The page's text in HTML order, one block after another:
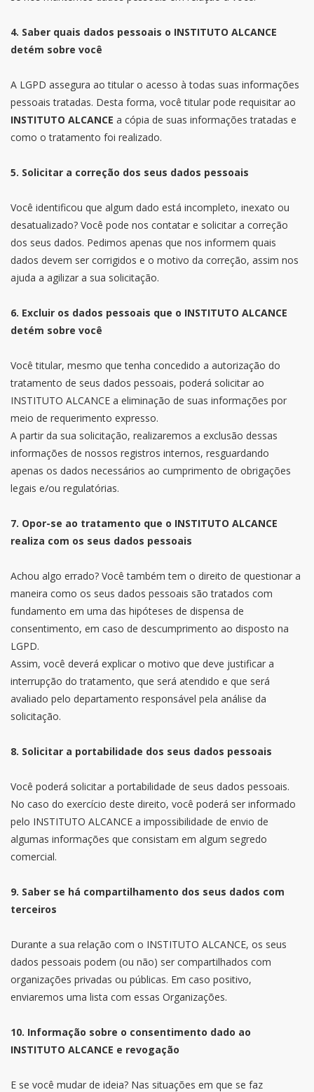
4. Saber quais dados pessoais o INSTITUTO ALCANCE
detém sobre você
A LGPD assegura ao titular o acesso à todas suas informações
pessoais tratadas. Desta forma, você titular pode requisitar ao
INSTITUTO ALCANCE a cópia de suas informações tratadas e
como o tratamento foi realizado.
5. Solicitar a correção dos seus dados pessoais
Você identificou que algum dado está incompleto, inexato ou
desatualizado? Você pode nos contatar e solicitar a correção
dos seus dados. Pedimos apenas que nos informem quais
dados devem ser corrigidos e o motivo da correção, assim nos
ajuda a agilizar a sua solicitação.
6. Excluir os dados pessoais que o INSTITUTO ALCANCE
detém sobre você
Você titular, mesmo que tenha concedido a autorização do
tratamento de seus dados pessoais, poderá solicitar ao
INSTITUTO ALCANCE a eliminação de suas informações por
meio de requerimento expresso.
A partir da sua solicitação, realizaremos a exclusão dessas
informações de nossos registros internos, resguardando
apenas os dados necessários ao cumprimento de obrigações
legais e/ou regulatórias.
7. Opor-se ao tratamento que o INSTITUTO ALCANCE
realiza com os seus dados pessoais
Achou algo errado? Você também tem o direito de questionar a
maneira como os seus dados pessoais são tratados com
fundamento em uma das hipóteses de dispensa de
consentimento, em caso de descumprimento ao disposto na
LGPD.
Assim, você deverá explicar o motivo que deve justificar a
interrupção do tratamento, que será atendido e que será
avaliado pelo departamento responsável pela análise da
solicitação.
8. Solicitar a portabilidade dos seus dados pessoais
Você poderá solicitar a portabilidade de seus dados pessoais.
No caso do exercício deste direito, você poderá ser informado
pelo INSTITUTO ALCANCE a impossibilidade de envio de
algumas informações que consistam em algum segredo
comercial.
9. Saber se há compartilhamento dos seus dados com
terceiros
Durante a sua relação com o INSTITUTO ALCANCE, os seus
dados pessoais podem (ou não) ser compartilhados com
organizações privadas ou públicas. Em caso positivo,
enviaremos uma lista com essas Organizações.
10. Informação sobre o consentimento dado ao
INSTITUTO ALCANCE e revogação
E se você mudar de ideia? Nas situações em que se faz